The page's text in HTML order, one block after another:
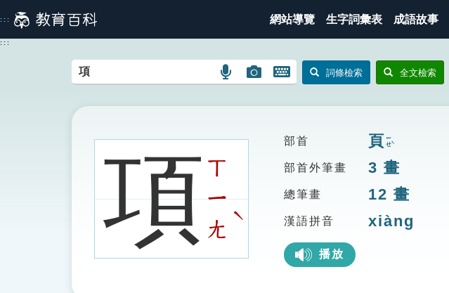
到
主
::: 網站導覽 生字詞彙表 成語故事
:::
語
搜
圖
圖
搜
開
鍵
圖
詞條檢索 全文檢索
項ㄒ
ㄧ
ㄤ
ˋ
部首 頁ㄧㄝˋ
部首外筆畫 3 畫
總筆畫 12 畫
漢語拼音 xiàng
播放